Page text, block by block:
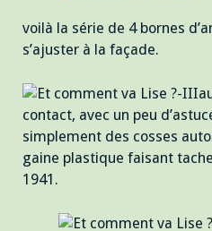
voilà la série de 4 bornes
s’ajuster à la façade.
contact, avec un peu
simplement des cosses
gaine plastique faisant
1941.